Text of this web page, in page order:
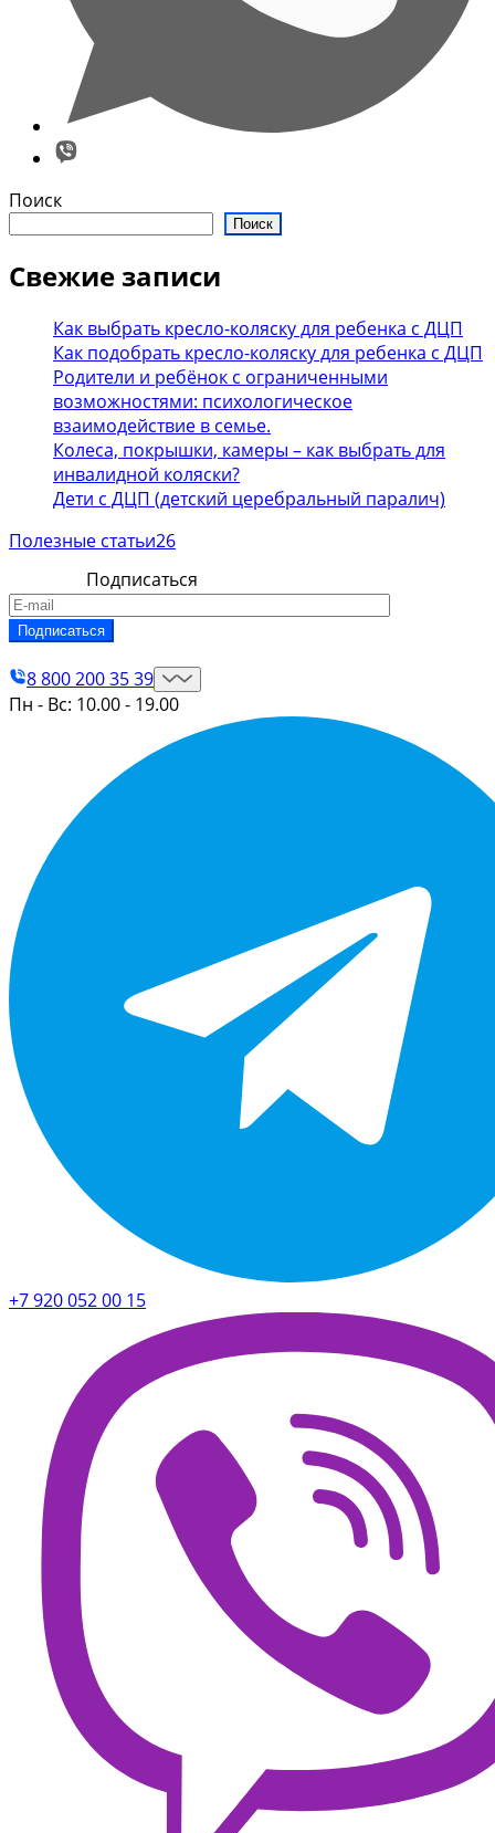
Поиск
Поиск
Свежие записи
Как выбрать кресло-коляску для ребенка с ДЦП
Как подобрать кресло-коляску для ребенка с ДЦП
Родители и ребёнок с ограниченными
возможностями: психологическое
взаимодействие в семье.
Колеса, покрышки, камеры – как выбрать для
инвалидной коляски?
Дети с ДЦП (детский церебральный паралич)
Полезные статьи26
Подписаться
8 800 200 35 39
Пн - Вс: 10.00 - 19.00
+7 920 052 00 15